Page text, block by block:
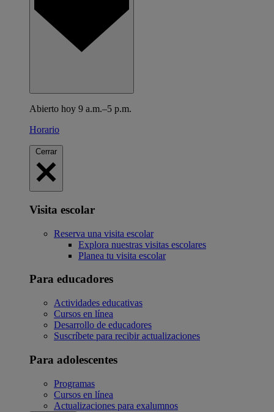
Abierto hoy 9 a.m.–5 p.m.
Horario
Cerrar
Visita escolar
Reserva una visita escolar
Explora nuestras visitas escolares
Planea tu visita escolar
Para educadores
Actividades educativas
Cursos en línea
Desarrollo de educadores
Suscríbete para recibir actualizaciones
Para adolescentes
Programas
Cursos en línea
Actualizaciones para exalumnos